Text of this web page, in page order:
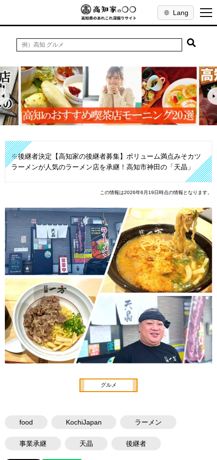
Lang
※後継者決定【高知家の後継者募集】ボリューム満点みそカツ
ラーメンが人気のラーメン店を承継！高知市神田の「天晶」
この情報は2026年6月19日時点の情報となります。
グルメ
food KochiJapan ラーメン
事業承継 天晶 後継者